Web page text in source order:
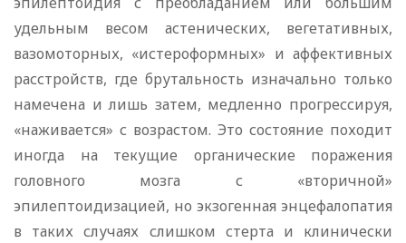
удельным весом астенических, вегетативных,
вазомоторных, «истероформных» и аффективных
расстройств, где брутальность изначально только
намечена и лишь затем, медленно прогрессируя,
«наживается» с возрастом. Это состояние походит
иногда на текущие органические поражения
головного мозга с «вторичной»
эпилептоидизацией, но экзогенная энцефалопатия
в таких случаях слишком стерта и клинически